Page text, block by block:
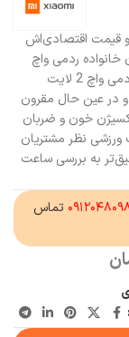
و قیمت اقتصادی‌اش
ردمی واچ
دست به دست شده و هم اکنون به ساعت هوشمند ردمی واچ 2 لایت
و در عین حال مقرون
خون و ضربان
و نظارت بر بیش از 100 فعالیت ورزشی نظر مشتریان
به بررسی ساعت
تماس